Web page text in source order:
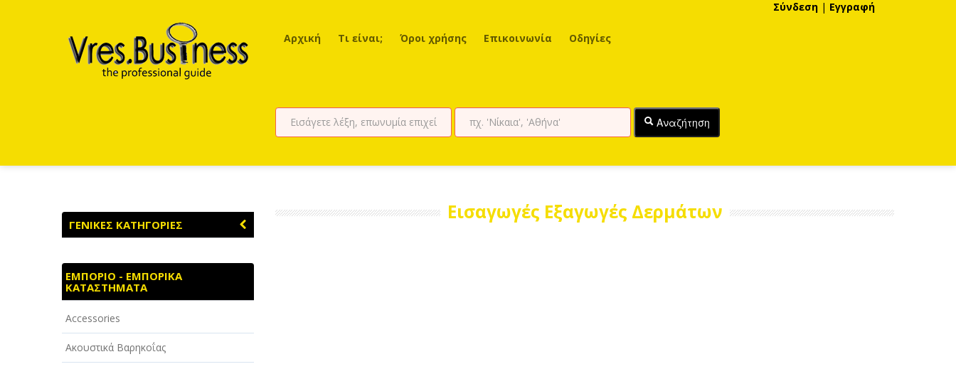
Αρχική Τι είναι; Όροι χρήσης Επικοινωνία Οδηγίες
Σύνδεση | Εγγραφή
Αναζήτηση
ΓΕΝΙΚΕΣ ΚΑΤΗΓΟΡΙΕΣ
ΑΓΡΟΤΙΚΑ - ΚΤΗΝΟΤΡΟΦΙΚΑ
ΑΘΛΗΤΙΣΜΟΣ
ΑΥΤΟΚΙΝΗΤΑ - ΜΗΧΑΝΕΣ - ΣΚΑΦΗ
ΔΙΑΣΚΕΔΑΣΗ - ΨΥΧΑΓΩΓΙΑ - ΤΕΧΝΕΣ
ΕΜΠΟΡΙΟ - ΕΜΠΟΡΙΚΑ
ΚΑΤΑΣΤΗΜΑΤΑ
Accessories
Ακουστικά Βαρηκοΐας
Εισαγωγές Εξαγωγές Δερμάτων